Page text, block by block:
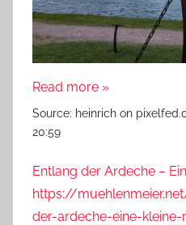
Read more »
Source: heinrich on
20:59
Entlang der Ardeche –
https://
der-ardeche-eine-